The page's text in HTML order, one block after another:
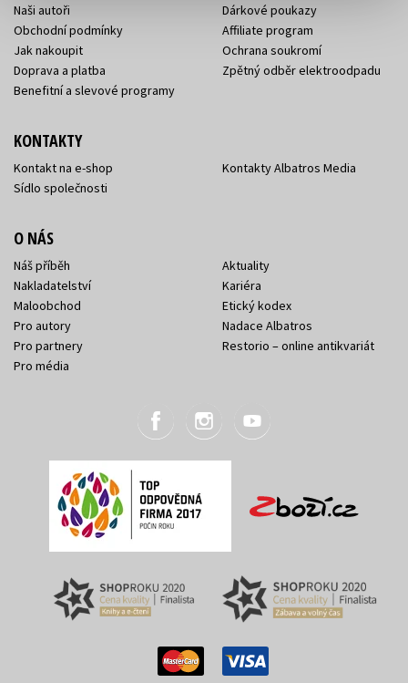
Naši autoři
Obchodní podmínky
Jak nakoupit
Doprava a platba
Benefitní a slevové programy
Dárkové poukazy
Affiliate program
Ochrana soukromí
Zpětný odběr elektroodpadu
KONTAKTY
Kontakt na e-shop
Sídlo společnosti
Kontakty Albatros Media
O NÁS
Náš příběh
Nakladatelství
Maloobchod
Pro autory
Pro partnery
Pro média
Aktuality
Kariéra
Etický kodex
Nadace Albatros
Restorio – online antikvariát